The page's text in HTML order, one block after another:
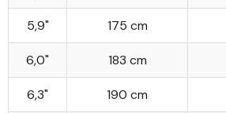
5,9" 175 cm
6,0" 183 cm
6,3" 190 cm